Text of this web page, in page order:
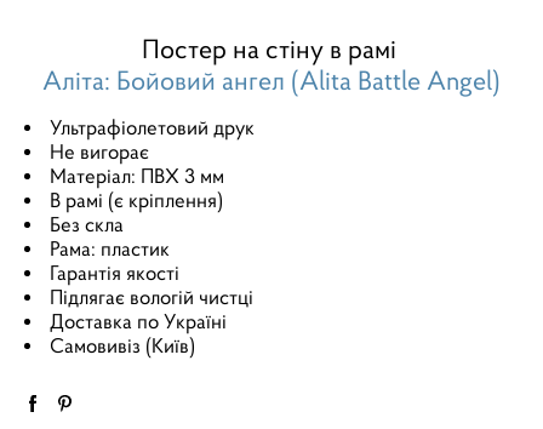
Постер на стіну в рамі
Аліта: Бойовий ангел (Alita Battle Angel)
Ультрафіолетовий друк
Не вигорає
Матеріал: ПВХ 3 мм
В рамі (є кріплення)
Без скла
Рама: пластик
Гарантія якості
Підлягає вологій чистці
Доставка по Україні
Самовивіз (Київ)